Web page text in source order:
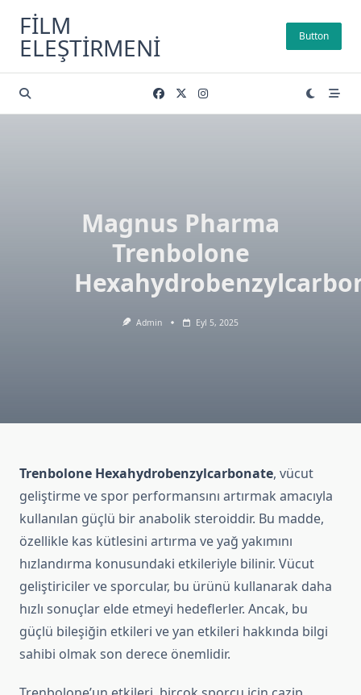
content
FILM
ELEŞTIRMENI Button
Magnus Pharma
Trenbolone
Admin Eyl 5, 2025
Trenbolone Hexahydrobenzylcarbonate, vücut
geliştirme ve spor performansını artırmak amacıyla
kullanılan güçlü bir anabolik steroiddir. Bu madde,
özellikle kas kütlesini artırma ve yağ yakımını
hızlandırma konusundaki etkileriyle bilinir. Vücut
geliştiriciler ve sporcular, bu ürünü kullanarak daha
hızlı sonuçlar elde etmeyi hedeflerler. Ancak, bu
güçlü bileşiğin etkileri ve yan etkileri hakkında bilgi
sahibi olmak son derece önemlidir.